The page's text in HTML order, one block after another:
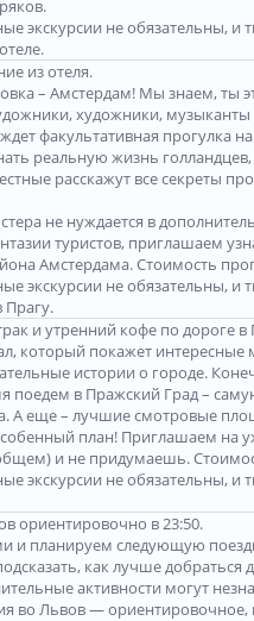
экскурсии не обязательны,
из отеля.
– Амстердам! Мы знаем, ты
художники,
факультативная прогулка
реальную жизнь голландцев,
расскажут все секреты
не нуждается в
туристов, приглашаем
Амстердама. Стоимость
экскурсии не обязательны,
Прагу.
и утренний кофе по дороге в
который покажет
истории о городе.
поедем в Пражский Град –
А еще – лучшие смотровые
план! Приглашаем на
и не придумаешь.
экскурсии не обязательны,
ориентировочно в 23:50.
и планируем следующую
как лучше
активности могут
во Львов — ориентировочное,